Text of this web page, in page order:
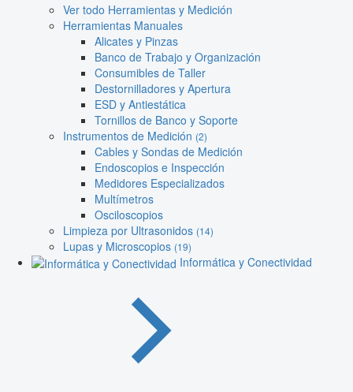
Ver todo Herramientas y Medición
Herramientas Manuales
Alicates y Pinzas
Banco de Trabajo y Organización
Consumibles de Taller
Destornilladores y Apertura
ESD y Antiestática
Tornillos de Banco y Soporte
Instrumentos de Medición (2)
Cables y Sondas de Medición
Endoscopios e Inspección
Medidores Especializados
Multímetros
Osciloscopios
Limpieza por Ultrasonidos (14)
Lupas y Microscopios (19)
Informática y Conectividad